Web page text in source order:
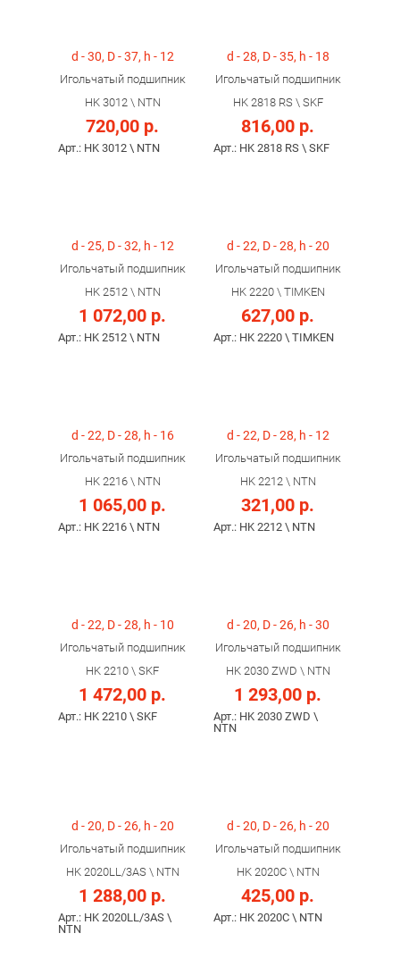
d - 30, D - 37, h - 12
Игольчатый подшипник
HK 3012 \ NTN
720,00 р.
Арт.: HK 3012 \ NTN
d - 28, D - 35, h - 18
Игольчатый подшипник
HK 2818 RS \ SKF
816,00 р.
Арт.: HK 2818 RS \ SKF
d - 25, D - 32, h - 12
Игольчатый подшипник
HK 2512 \ NTN
1 072,00 р.
Арт.: HK 2512 \ NTN
d - 22, D - 28, h - 20
Игольчатый подшипник
HK 2220 \ TIMKEN
627,00 р.
Арт.: HK 2220 \ TIMKEN
d - 22, D - 28, h - 16
Игольчатый подшипник
HK 2216 \ NTN
1 065,00 р.
Арт.: HK 2216 \ NTN
d - 22, D - 28, h - 12
Игольчатый подшипник
HK 2212 \ NTN
321,00 р.
Арт.: HK 2212 \ NTN
d - 22, D - 28, h - 10
Игольчатый подшипник
HK 2210 \ SKF
1 472,00 р.
Арт.: HK 2210 \ SKF
d - 20, D - 26, h - 30
Игольчатый подшипник
HK 2030 ZWD \ NTN
1 293,00 р.
Арт.: HK 2030 ZWD \
NTN
d - 20, D - 26, h - 20
Игольчатый подшипник
HK 2020LL/3AS \ NTN
1 288,00 р.
Арт.: HK 2020LL/3AS \
NTN
d - 20, D - 26, h - 20
Игольчатый подшипник
HK 2020C \ NTN
425,00 р.
Арт.: HK 2020C \ NTN